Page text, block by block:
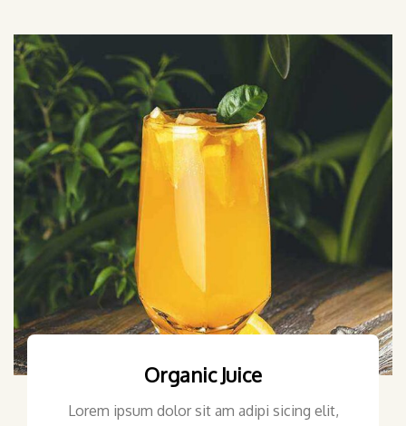
Organic Juice
Lorem ipsum dolor sit am adipi sicing elit,